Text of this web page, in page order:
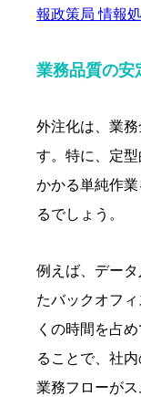
報政策局 情報
業務品質の安
外注化は、業
す。特に、定
かかる単純作
るでしょう。
例えば、デー
たバックオフ
くの時間を占
ることで、社
業務フローがス